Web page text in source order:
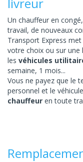
Un chauffeur en
travail, de nouveaux
Transport Express
votre choix ou sur une
les véhicules
semaine, 1 mois...
Vous ne payez que le
personnel et le
chauffeur en toute